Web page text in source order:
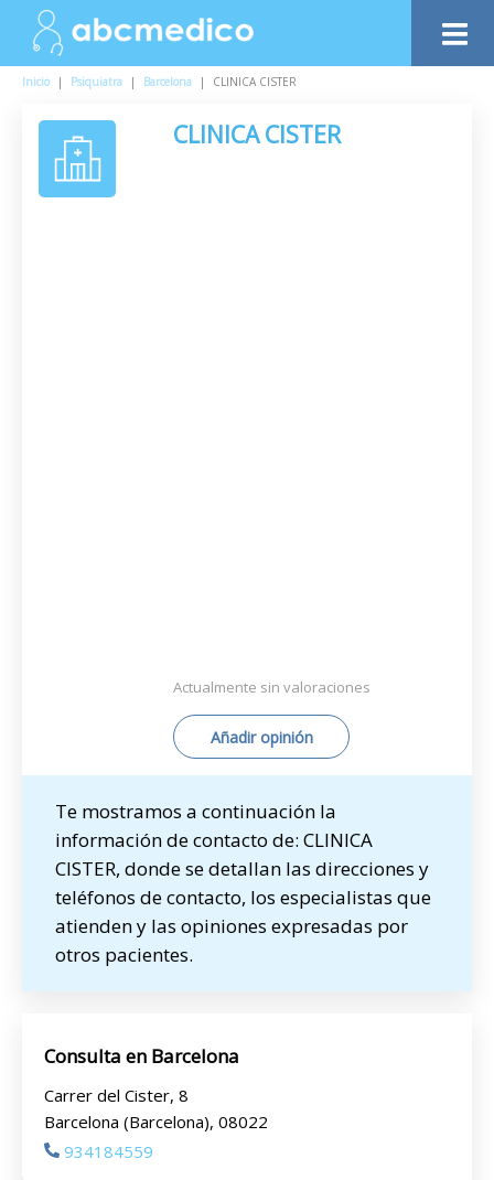
Inicio | Psiquiatra | Barcelona | CLINICA CISTER
CLINICA CISTER
Actualmente sin valoraciones
Añadir opinión
Te mostramos a continuación la
información de contacto de: CLINICA
CISTER, donde se detallan las direcciones y
teléfonos de contacto, los especialistas que
atienden y las opiniones expresadas por
otros pacientes.
Consulta en Barcelona
Carrer del Cister, 8
Barcelona (Barcelona), 08022
934184559